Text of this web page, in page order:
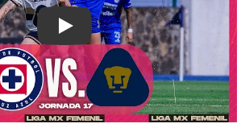
Play